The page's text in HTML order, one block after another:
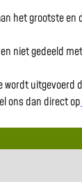
het grootste en
niet gedeeld
wordt uitgevoerd
ons dan direct op